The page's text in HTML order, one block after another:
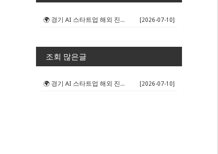
🌍 경기 AI 스타트업 해외 진출 판... [2026-07-10]
조회 많은글
🌍 경기 AI 스타트업 해외 진출 판... [2026-07-10]